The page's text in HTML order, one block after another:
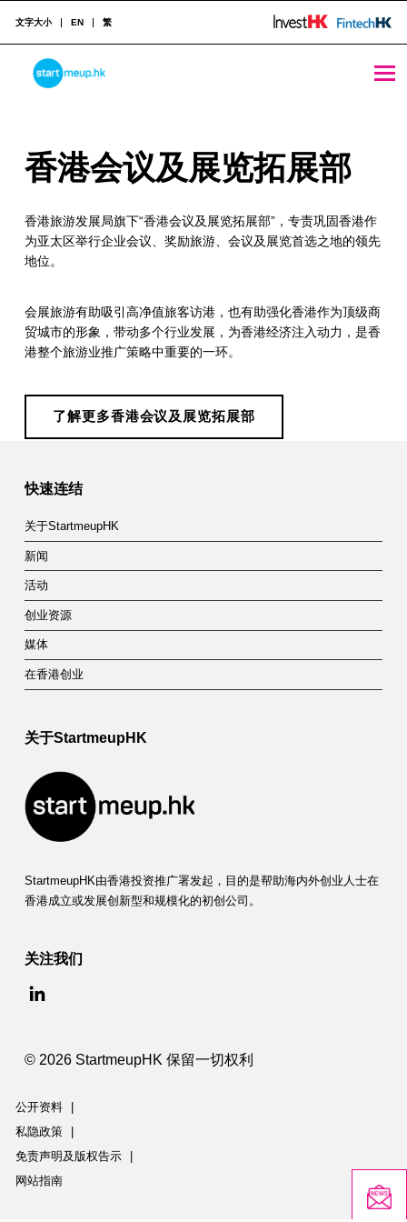
香港会议及展览拓展部 - StartmeupHK
STARTMEUPHK
STARTMEUPHK FESTIVAL IS THE LEADING STARTUP AND INNOVATION CONFERENCE EVENT IN HONG KONG
文字大小 EN 繁
香
会
议
及
展
览
拓
展
香港会议及展览拓展部
香港旅游发展局旗下“香港会议及展览拓展部”，专责巩固香港作
为亚太区举行企业会议、奖励旅游、会议及展览首选之地的领先
地位。
会展旅游有助吸引高净值旅客访港，也有助强化香港作为顶级商
贸城市的形象，带动多个行业发展，为香港经济注入动力，是香
港整个旅游业推广策略中重要的一环。
了解更多香港会议及展览拓展部
Skip back to main navigation
快速连结
关于StartmeupHK
新闻
活动
创业资源
媒体
在香港创业
关于StartmeupHK
StartmeupHK由香港投资推广署发起，目的是帮助海内外创业人士在
香港成立或发展创新型和规模化的初创公司。
关注我们
© 2026 StartmeupHK 保留一切权利
公开资料
私隐政策
免责声明及版权告示
网站指南